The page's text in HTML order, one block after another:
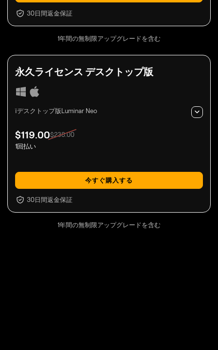
永久ライセンス デスクトップ版
їデスクトップ版Luminar Neo
$119 .00$238.00
1回払い
今すぐ購入する
30日間返金保証
1年間の無制限アップグレードを含む
30日間返金保証
1年間の無制限アップグレードを含む